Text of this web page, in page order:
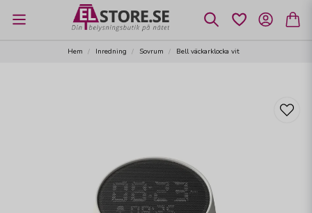
Hem Inredning Sovrum Bell väckarklocka vit